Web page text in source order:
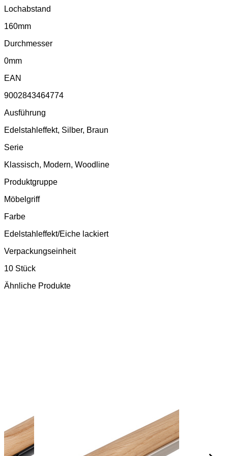
Lochabstand
160mm
Durchmesser
0mm
EAN
9002843464774
Ausführung
Edelstahleffekt, Silber, Braun
Serie
Klassisch, Modern, Woodline
Produktgruppe
Möbelgriff
Farbe
Edelstahleffekt/Eiche lackiert
Verpackungseinheit
10 Stück
Ähnliche Produkte
Stahl
Möbelgriff
Holz
Druckguss/Stahl